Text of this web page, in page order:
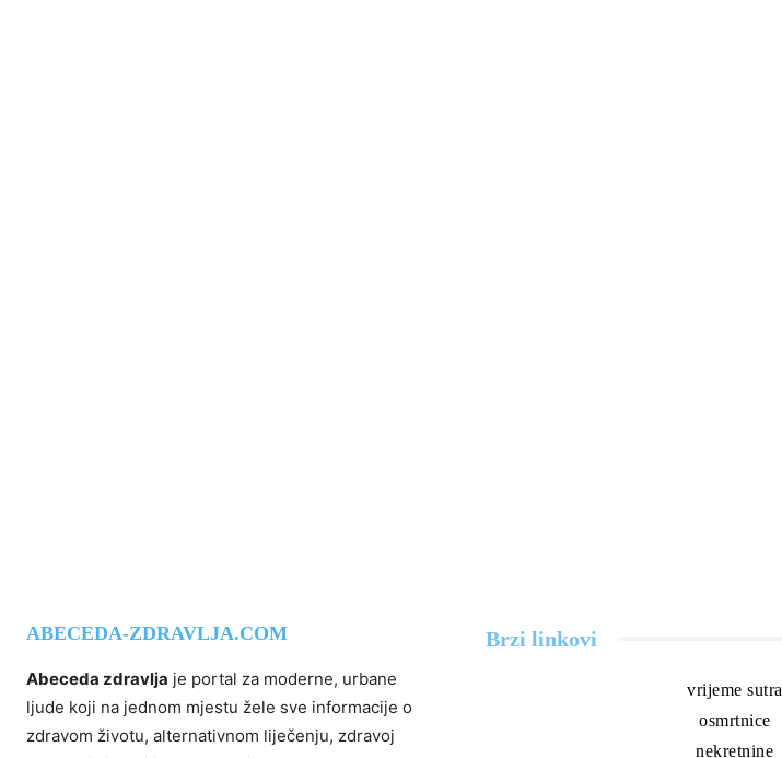
ABECEDA-ZDRAVLJA.COM
Abeceda zdravlja je portal za moderne, urbane
ljude koji na jednom mjestu žele sve informacije o
zdravom životu, alternativnom liječenju, zdravoj
Brzi linkovi
vrijeme sutra
osmrtnice
nekretnine